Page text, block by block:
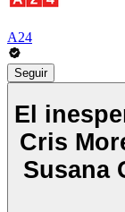
A24
Seguir
El
Cris
Susana